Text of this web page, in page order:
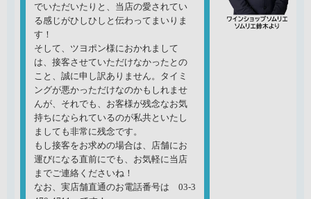
でいただいたりと、当店の愛されてい
る感じがひしひしと伝わってまいりま
す！
そして、ツヨポン様におかれまして
は、接客させていただけなかったとの
こと、誠に申し訳ありません。タイミ
ングが悪かっただけなのかもしれませ
んが、それでも、お客様が残念なお気
持ちになられているのが私共といたし
ましても非常に残念です。
もし接客をお求めの場合は、店舗にお
運びになる直前にでも、お気軽に当店
までご連絡くださいね！
なお、実店舗直通のお電話番号は 03-3